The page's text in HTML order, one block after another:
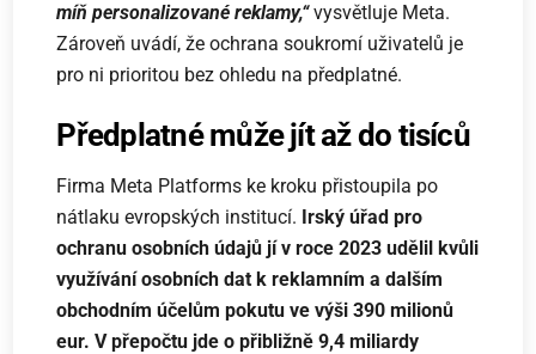
míň personalizované reklamy,“vysvětluje Meta.
Zároveň uvádí, že ochrana soukromí uživatelů je
pro ni prioritou bez ohledu na předplatné.
Předplatné může jít až do tisíců
Firma Meta Platforms ke kroku přistoupila po
nátlaku evropských institucí. Irský úřad pro
ochranu osobních údajů jí v roce 2023 udělil kvůli
využívání osobních dat k reklamním a dalším
obchodním účelům pokutu ve výši 390 milionů
eur. V přepočtu jde o přibližně 9,4 miliardy